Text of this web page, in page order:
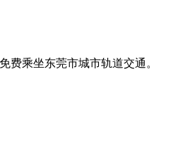
费乘坐东莞市城市轨道交通。